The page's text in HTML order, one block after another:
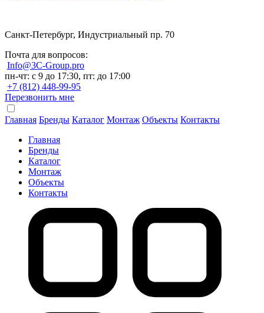
Санкт-Петербург, Индустриальный пр. 70
Почта для вопросов:
Info@3C-Group.pro
пн-чт: с 9 до 17:30, пт: до 17:00
+7 (812) 448-99-95
Перезвонить мне
Главная Бренды Каталог Монтаж Объекты Контакты
Главная
Бренды
Каталог
Монтаж
Объекты
Контакты